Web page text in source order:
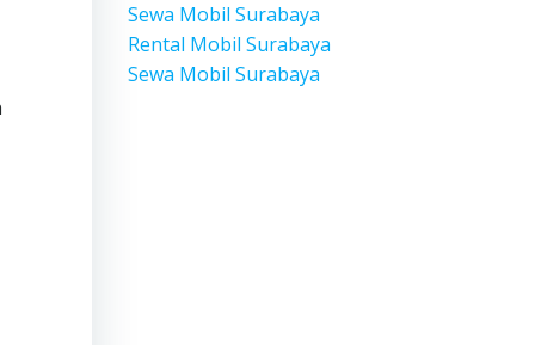
Sewa Mobil Surabaya
Rental Mobil Surabaya
Sewa Mobil Surabaya